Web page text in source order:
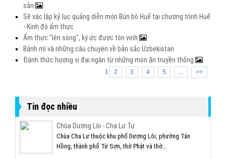
sản
Sẽ xác lập kỷ lục quảng diễn món Bún bò Huế tại chương trình Huế
- Kinh đô ẩm thực
Ẩm thực "lên sóng", ký ức được tôn vinh
Bánh mì và những câu chuyện về bản sắc Uzbekistan
Đánh thức hương vị đại ngàn từ những món ăn truyền thống
1 2 3 4 5 ... >>
Tin đọc nhiều
Chùa Dương Lôi - Cha Lư Tự
Chùa Cha Lư thuộc khu phố Dương Lôi, phường Tân
Hồng, thành phố Từ Sơn, thờ Phật và thờ...